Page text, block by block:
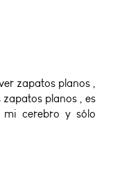
zapatos planos ,
planos , es
cerebro y sólo